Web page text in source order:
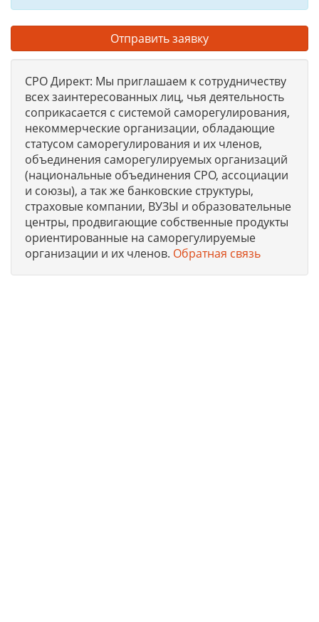
Отправить заявку
СРО Директ: Мы приглашаем к сотрудничеству
всех заинтересованных лиц, чья деятельность
соприкасается с системой саморегулирования,
некоммерческие организации, обладающие
статусом саморегулирования и их членов,
объединения саморегулируемых организаций
(национальные объединения СРО, ассоциации
и союзы), а так же банковские структуры,
страховые компании, ВУЗЫ и образовательные
центры, продвигающие собственные продукты
ориентированные на саморегулируемые
организации и их членов. Обратная связь